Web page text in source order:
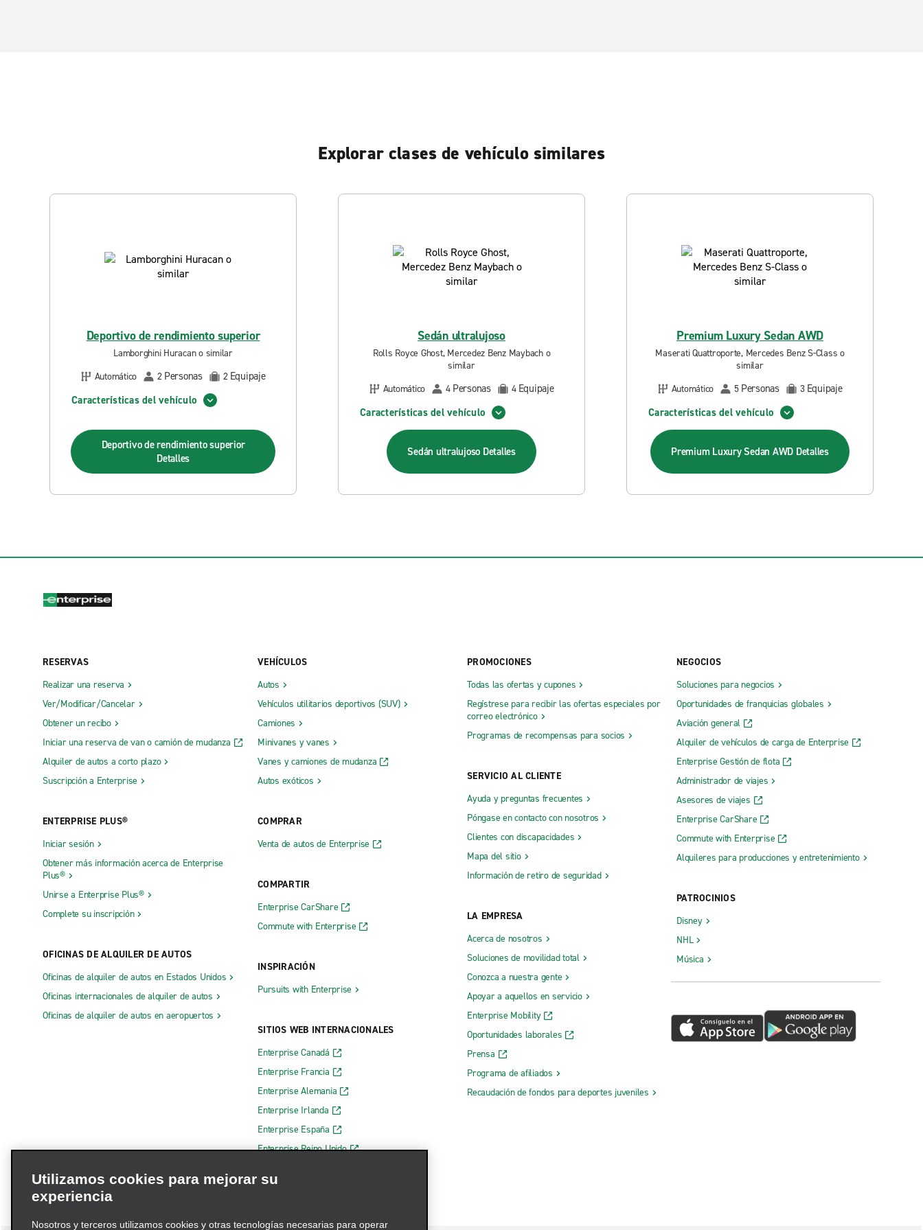
Explorar clases de vehículo similares
Deportivo de rendimiento superior
Lamborghini Huracan o similar
Automático
2 Personas 2 Equipaje
Características del vehículo
Deportivo de rendimiento superior
Detalles
Sedán ultralujoso
Rolls Royce Ghost, Mercedez Benz Maybach o
similar
Automático
4 Personas 4 Equipaje
Características del vehículo
Sedán ultralujoso Detalles
Premium Luxury Sedan AWD
Maserati Quattroporte, Mercedes Benz S-Class o
similar
Automático
5 Personas 3 Equipaje
Características del vehículo
Premium Luxury Sedan AWD Detalles
RESERVAS
Realizar una reserva
Ver/Modificar/Cancelar
Obtener un recibo
Iniciar una reserva de van o camión de mudanza
Alquiler de autos a corto plazo
Suscripción a Enterprise
ENTERPRISE PLUS®
Iniciar sesión
Obtener más información acerca de Enterprise
Plus®
Unirse a Enterprise Plus®
Complete su inscripción
OFICINAS DE ALQUILER DE AUTOS
Oficinas de alquiler de autos en Estados Unidos
Oficinas internacionales de alquiler de autos
Oficinas de alquiler de autos en aeropuertos
VEHÍCULOS
Autos
Vehículos utilitarios deportivos (SUV)
Camiones
Minivanes y vanes
Vanes y camiones de mudanza
Autos exóticos
COMPRAR
Venta de autos de Enterprise
COMPARTIR
Enterprise CarShare
Commute with Enterprise
INSPIRACIÓN
Pursuits with Enterprise
SITIOS WEB INTERNACIONALES
Enterprise Canadá
Enterprise Francia
Enterprise Alemania
Enterprise Irlanda
Enterprise España
Enterprise Reino Unido
PROMOCIONES
Todas las ofertas y cupones
Regístrese para recibir las ofertas especiales por
correo electrónico
Programas de recompensas para socios
SERVICIO AL CLIENTE
Ayuda y preguntas frecuentes
Póngase en contacto con nosotros
Clientes con discapacidades
Mapa del sitio
Información de retiro de seguridad
LA EMPRESA
Acerca de nosotros
Soluciones de movilidad total
Conozca a nuestra gente
Apoyar a aquellos en servicio
Enterprise Mobility
Oportunidades laborales
Prensa
Programa de afiliados
Recaudación de fondos para deportes juveniles
NEGOCIOS
Soluciones para negocios
Oportunidades de franquicias globales
Aviación general
Alquiler de vehículos de carga de Enterprise
Enterprise Gestión de flota
Administrador de viajes
Asesores de viajes
Enterprise CarShare
Commute with Enterprise
Alquileres para producciones y entretenimiento
PATROCINIOS
Disney
NHL
Música
Utilizamos cookies para mejorar su
experiencia
Nosotros y terceros utilizamos cookies y otras tecnologías necesarias para operar